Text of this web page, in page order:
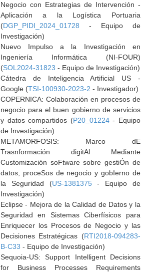
Negocio con Estrategias de Intervención -
Aplicación a la Logística Portuaria
(DGP_PIDI_2024_01728 - Equipo de
Investigación)
Nuevo Impulso a la Investigación en
Ingeniería Informática (NI-FOUR)
(SOL2024-31823 - Equipo de Investigación)
Cátedra de Inteligencia Artificial US -
Google (TSI-100930-2023-2 - Investigador)
COPERNICA: Colaboración en procesos de
negocio para el buen gobierno de servicios
y datos compartidos (P20_01224- Equipo
de Investigación)
METAMORFOSIS: Marco dE
Trasnformación digitAl Mediante
Customización soFtware sobre gestiÓn de
datos, proceSos de negocio y gobIerno de
la Seguridad (US-1381375- Equipo de
Investigación)
Eclipse - Mejora de la Calidad de Datos y la
Seguridad en Sistemas Ciberfísicos para
Enriquecer los Procesos de Negocio y las
Decisiones Estratégicas (RTI2018-094283-
B-C33 - Equipo de Investigación)
Sequoia-US: Support Intelligent Decisions
for Business Processes Requirements